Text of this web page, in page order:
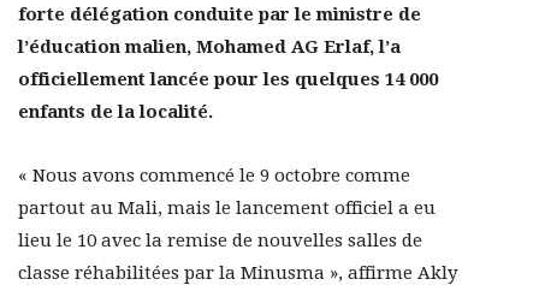
forte délégation conduite par le ministre de
l’éducation malien, Mohamed AG Erlaf, l’a
officiellement lancée pour les quelques 14 000
enfants de la localité.
« Nous avons commencé le 9 octobre comme
partout au Mali, mais le lancement officiel a eu
lieu le 10 avec la remise de nouvelles salles de
classe réhabilitées par la Minusma », affirme Akly